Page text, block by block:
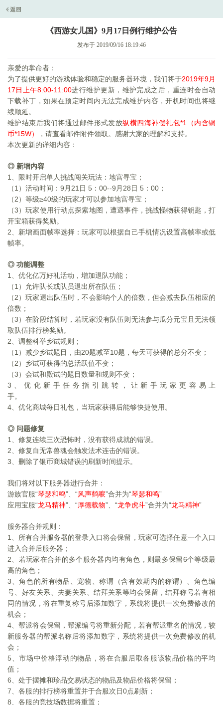
《西游女儿国》9月17日例行维护公告
发布于 2019/09/16 18:19:46
亲爱的掌命者：
为了提供更好的游戏体验和稳定的服务器环境，我们将于2019年9月
17日上午8:00-11:00进行维护更新，维护完成之后，重连时会自动
下载补丁，如果在预定时间内无法完成维护内容，开机时间也将继
续顺延。
维护结束后我们将通过邮件形式发放纵横四海补偿礼包*1（内含铜
币*15W）
，请查看邮件附件领取。感谢大家的理解和支持。
本次更新的详细内容：
◎ 新增内容
1
、限时开启单人挑战闯关玩法：地宫寻宝；
（1）活动时间：9月21日 5：00--9月28日 5：00；
（2）等级≥40级的玩家才可以参加地宫寻宝；
（3）玩家使用行动点探索地图，遭遇事件，挑战怪物获得钥匙，打
开宝箱获得奖励。
2 、新增画面帧率选择：玩家可以根据自己手机情况设置高帧率或低
帧率。
◎ 功能调整
1
、优化亿万好礼活动，增加退队功能；
（1）允许队长或队员退出所在队伍；
（2）玩家退出队伍时，不会影响个人的倍数，但会减去队伍相应的
倍数；
（3）在阶段结算时，若玩家没有队伍则无法参与瓜分元宝且无法领
取队伍排行榜奖励。
2 、调整科举乡试规则；
（1）减少乡试题目，由20题减至10题，每天可获得的总分不变；
（2）乡试可获得的总活跃值不变；
（3）会试和殿试的题目数量和规则不变；
3 、优化新手任务指引跳转，让新手玩家更容易上
手。
4、优化商城每日礼包，当玩家获得后能够快捷使用。
◎ 问题修复
1
、修复连续三次恐怖时，没有获得成就的错误。
2 、修复白无常兽魂会触发法术连击的错误。
3 、删除了银币商城错误的刷新时间提示。
我们将对以下服务器进行合并：
游族官服“琴瑟和鸣”、“风声鹤唳”合并为“琴瑟和鸣”
应用宝服“龙马精神”、“厚德载物”、“龙争虎斗”合并为“龙马精神”
服务器合并规则：
1
、所有合并服务器的登录入口将会保留，玩家可选择任意一个入口
进入合并后服务器；
2 、若玩家在合并的多个服务器内均有角色，则最多保留6个等级最
高的角色；
3 、角色的所有物品、宠物、称谓（含有效期内的称谓）、角色编
号、好友关系、夫妻关系、结拜关系等均会保留，结拜称号若有相
同的情况，将在重复称号后添加数字，系统将提供一次免费修改的
机会；
4、帮派将会保留，帮派编号将重新分配，若有帮派重名的情况，较
新服务器的帮派名称后将添加数字，系统将提供一次免费修改的机
会；
5、市场中价格浮动的物品，将在合服后取各服该物品价格的平均
值；
6 、处于摆摊和珍品交易状态的物品及物品价格将保留；
7 、各服的排行榜将重置并于合服次日0点刷新；
8 、各服的竞技场数据将重置；